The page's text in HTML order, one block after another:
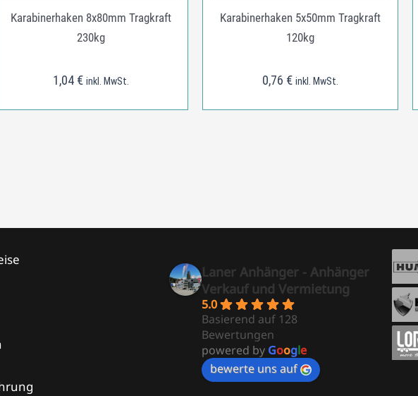
Karabinerhaken 8x80mm Tragkraft
230kg
1,04 € inkl. MwSt.
Karabinerhaken 5x50mm Tragkraft
120kg
0,76 € inkl. MwSt.
Laner Anhänger - Anhänger
Verkauf und Vermietung
5.0
Basierend auf 128
Bewertungen
powered by Google
bewerte uns auf